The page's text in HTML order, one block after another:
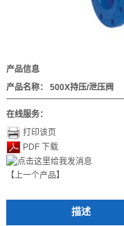
产品信息
产品名称：
500X持压/泄压阀
在线服务：
打印该页
PDF 下载
【上一个产品】
描述